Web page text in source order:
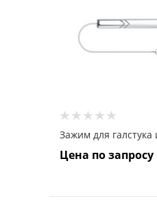
Зажим для галстука
Цена по запросу